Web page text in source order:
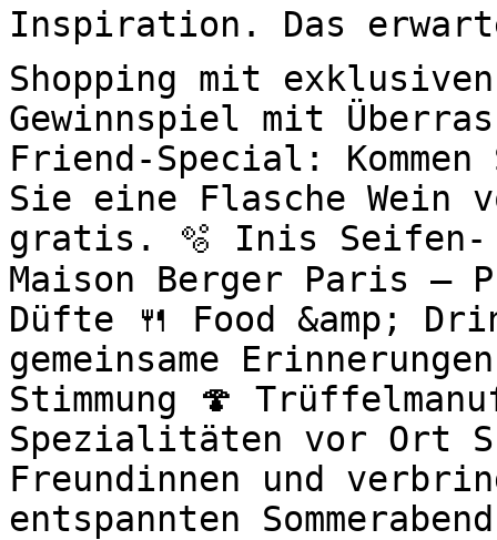
Inspiration. Das
Shopping mit
Gewinnspiel mit
Friend-Special:
Sie eine Flasche Wein
gratis. 🫧 Inis Seifen-
Maison Berger Paris –
Düfte 🍴 Food &amp;
gemeinsame
Stimmung 🍄
Spezialitäten vor Ort
Freundinnen und
entspannten